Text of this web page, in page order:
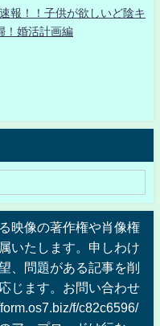
報！！子供が欲しいど陰キ
！婚活計画編
映像の著作権や肖像権
いたします。申しわけ
、問題がある記事を削
じます。お問い合わせ
f/c82c6596/